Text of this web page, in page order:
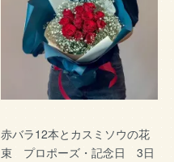
赤バラ12本とカスミソウの花
束 プロポーズ・記念日 3日